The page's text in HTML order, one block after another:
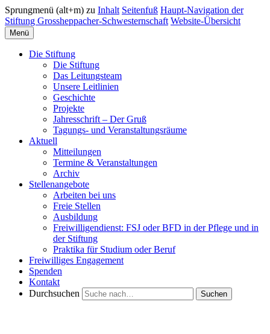
Sprungmenü (alt+m) zu Inhalt Seitenfuß Haupt-Navigation der
Stiftung Grossheppacher-Schwesternschaft Website-Übersicht
Menü
Die Stiftung
Die Stiftung
Das Leitungsteam
Unsere Leitlinien
Geschichte
Projekte
Jahresschrift – Der Gruß
Tagungs- und Veranstaltungsräume
Aktuell
Mitteilungen
Termine & Veranstaltungen
Archiv
Stellenangebote
Arbeiten bei uns
Freie Stellen
Ausbildung
Freiwilligendienst: FSJ oder BFD in der Pflege und in
der Stiftung
Praktika für Studium oder Beruf
Freiwilliges Engagement
Spenden
Kontakt
Durchsuchen
Suchen